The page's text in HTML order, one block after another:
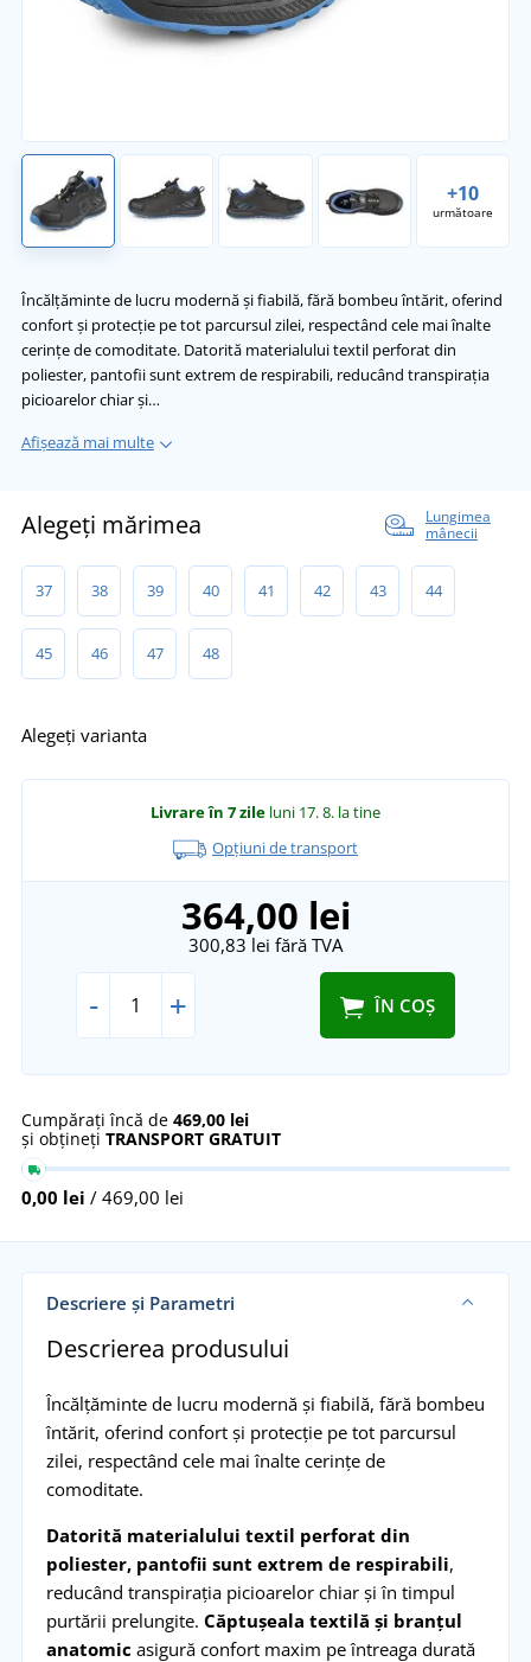
+10
următoare
Încălțăminte de lucru modernă și fiabilă, fără bombeu întărit, oferind
confort și protecție pe tot parcursul zilei, respectând cele mai înalte
cerințe de comoditate. Datorită materialului textil perforat din
poliester, pantofii sunt extrem de respirabili, reducând transpirația
picioarelor chiar și…
Afișează mai multe
Alegeți mărimea
Lungimea
mânecii
37 38 39 40 41 42 43 44
45 46 47 48
Alegeți varianta
Livrare în 7 zile luni 17. 8. la tine
Opțiuni de transport
364,00 lei
300,83 lei fără TVA
- + ÎN COȘ
Cumpărați încă de 469,00 lei
și obțineți TRANSPORT GRATUIT
0,00 lei / 469,00 lei
Descriere și Parametri
Descrierea produsului
Încălțăminte de lucru modernă și fiabilă, fără bombeu
întărit, oferind confort și protecție pe tot parcursul
zilei, respectând cele mai înalte cerințe de
comoditate.
Datorită materialului textil perforat din
poliester, pantofii sunt extrem de respirabili,
reducând transpirația picioarelor chiar și în timpul
purtării prelungite. Căptușeala textilă și branțul
anatomic asigură confort maxim pe întreaga durată